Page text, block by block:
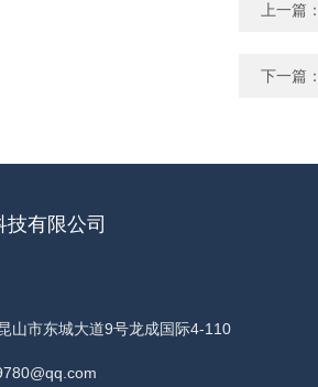
上一篇
下一篇
有限公司
山市东城大道9号龙成国际4-110